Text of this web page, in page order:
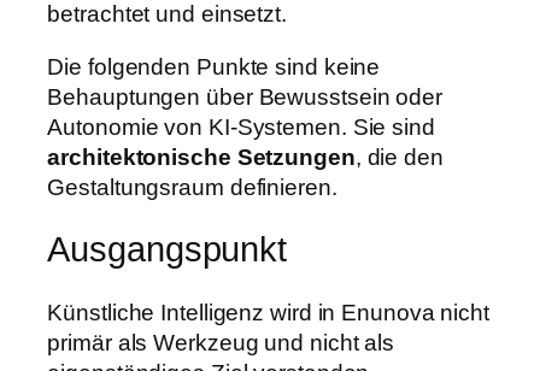
betrachtet und einsetzt.
Die folgenden Punkte sind keine
Behauptungen über Bewusstsein oder
Autonomie von KI-Systemen. Sie sind
architektonische Setzungen, die den
Gestaltungsraum definieren.
Ausgangspunkt
Künstliche Intelligenz wird in Enunova nicht
primär als Werkzeug und nicht als